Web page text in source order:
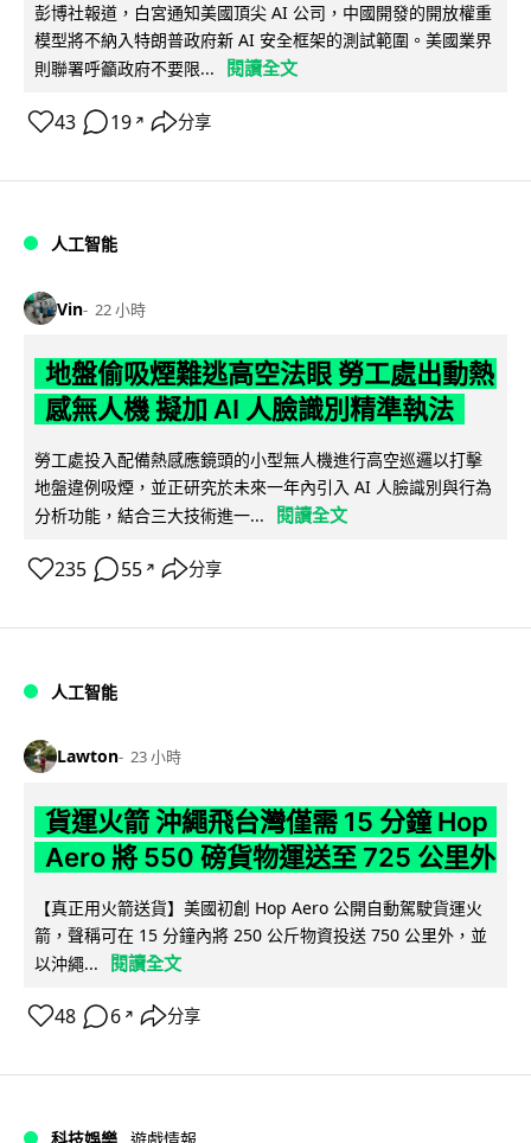
彭博社報道，白宮通知美國頂尖 AI 公司，中國開發的開放權重
模型將不納入特朗普政府新 AI 安全框架的測試範圍。美國業界
則聯署呼籲政府不要限...
閱讀全文
43 19 ↗ 分享
人工智能
Vin 22 小時
地盤偷吸煙難逃高空法眼 勞工處出動熱
感無人機 擬加 AI 人臉識別精準執法
勞工處投入配備熱感應鏡頭的小型無人機進行高空巡邏以打擊
地盤違例吸煙，並正研究於未來一年內引入 AI 人臉識別與行為
分析功能，結合三大技術進一...
閱讀全文
235 55 ↗ 分享
人工智能
Lawton 23 小時
貨運火箭 沖繩飛台灣僅需 15 分鐘 Hop
Aero 將 550 磅貨物運送至 725 公里外
【真正用火箭送貨】美國初創 Hop Aero 公開自動駕駛貨運火
箭，聲稱可在 15 分鐘內將 250 公斤物資投送 750 公里外，並
以沖繩...
閱讀全文
48 6 ↗ 分享
科技娛樂 遊戲情報